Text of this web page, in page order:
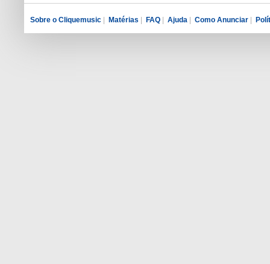
Sobre o Cliquemusic Matérias FAQ Ajuda Como Anunciar